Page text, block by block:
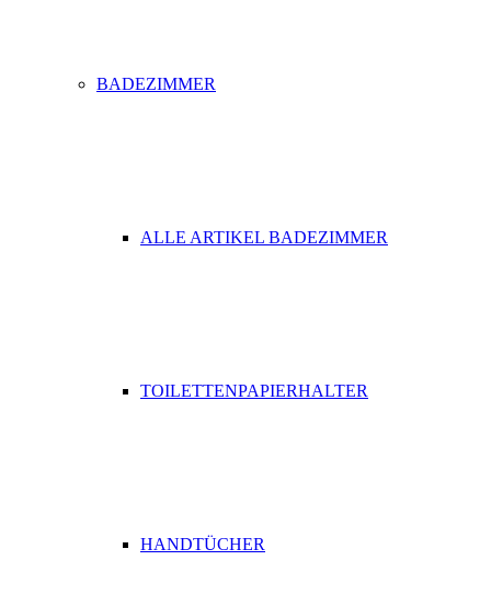
BADEZIMMER
ALLE ARTIKEL BADEZIMMER
TOILETTENPAPIERHALTER
HANDTÜCHER